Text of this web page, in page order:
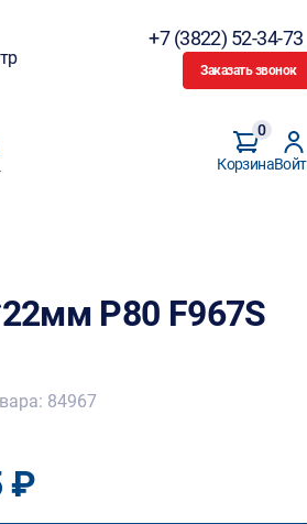
+7 (3822) 52-34-73
Заказать звонок
Корзина
0
Р80 F967S
84967
₽